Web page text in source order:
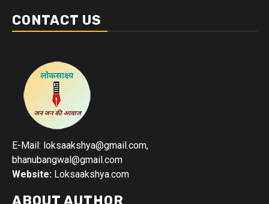
CONTACT US
E-Mail: loksaakshya@gmail.com,
bhanubangwal@gmail.com
Website: Loksaakshya.com
ABOUT AUTHOR